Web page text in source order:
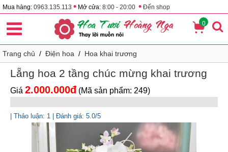
Mua hàng: 0963.135.113 • Mở cửa: 8:00 - 20:00 • Đến shop
0
Trang chủ / Điện hoa / Hoa khai trương
Lẵng hoa 2 tầng chúc mừng khai trương
Giá 2.000.000đ (Mã sản phẩm: 249)
| Thảo luận: 1 | Đánh giá: 5.0/5